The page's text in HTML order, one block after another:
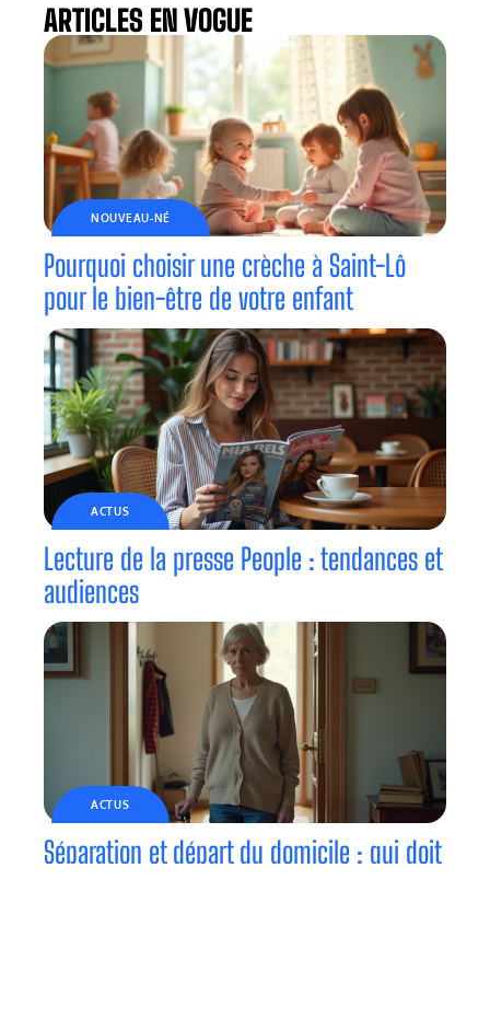
ARTICLES EN VOGUE
NOUVEAU-NÉ
Pourquoi choisir une crèche à Saint-Lô
pour le bien-être de votre enfant
ACTUS
Lecture de la presse People : tendances et
audiences
ACTUS
Séparation et départ du domicile : qui doit